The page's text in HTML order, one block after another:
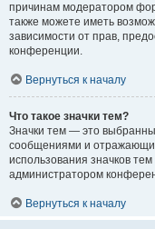
причинам модератором
также можете иметь
зависимости от прав,
конференции.
Вернуться к началу
Что такое значки тем?
Значки тем — это
сообщениями и
использования значков
администратором
Вернуться к началу